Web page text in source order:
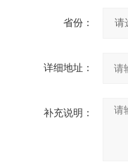
省份：
详细地址：
补充说明：